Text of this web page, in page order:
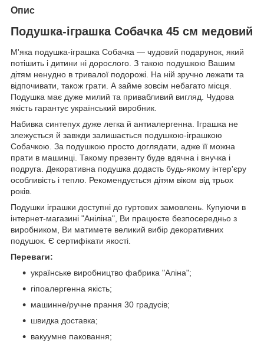
Опис
Подушка-іграшка Собачка 45 см медовий
М'яка подушка-іграшка Собачка — чудовий подарунок, який
потішить і дитини ні дорослого. З такою подушкою Вашим
дітям ненудно в тривалої подорожі. На ній зручно лежати та
відпочивати, також грати. А займе зовсім небагато місця.
Подушка має дуже милий та привабливий вигляд. Чудова
якість гарантує український виробник.
Набивка синтепух дуже легка й антиалергенна. Іграшка не
злежується й завжди залишається подушкою-іграшкою
Собачкою. За подушкою просто доглядати, адже її можна
прати в машинці. Такому презенту буде вдячна і внучка і
подруга. Декоративна подушка додасть будь-якому інтер'єру
особливість і тепло. Рекомендується дітям віком від трьох
років.
Подушки іграшки доступні до гуртових замовлень. Купуючи в
інтернет-магазині "Аніліна", Ви працюєте безпосередньо з
виробником, Ви матимете великий вибір декоративних
подушок. Є сертифікати якості.
Переваги:
українське виробництво фабрика "Аліна";
гіпоалергенна якість;
машинне/ручне прання 30 градусів;
швидка доставка;
вакуумне паковання;